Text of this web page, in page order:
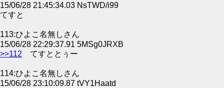
15/06/28 21:45:34.03 NsTWD/i99
てすと
113:ひよこ名無しさん
15/06/28 22:29:37.91 5MSg0JRXB
>>112 てすととぅー
114:ひよこ名無しさん
15/06/28 23:10:09.87 tVY1Haatd